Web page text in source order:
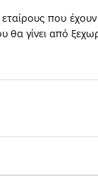
που
θα γίνει από